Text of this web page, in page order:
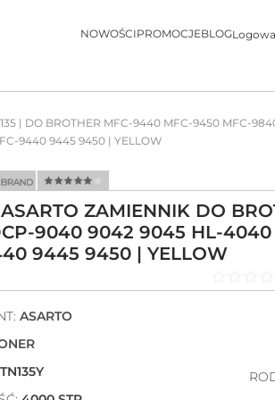
NOWOŚCIPROMOCJEBLOG
| DO BROTHER MFC-9440 MFC-9450 MFC-
9440 9445 9450 | YELLOW
ZAMIENNIK DO
9040 9042 9045 HL-
9445 9450 | YELLOW
ASARTO
TN135Y